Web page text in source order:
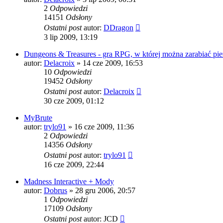
2 Odpowiedzi
14151 Odsłony
Ostatni postautor: DDragon
3 lip 2009, 13:19
Dungeons & Treasures - gra RPG, w której można zarabiać
autor: Delacroix » 14 cze 2009, 16:53
10 Odpowiedzi
19452 Odsłony
Ostatni postautor: Delacroix
30 cze 2009, 01:12
MyBrute
autor: trylo91 » 16 cze 2009, 11:36
2 Odpowiedzi
14356 Odsłony
Ostatni postautor: trylo91
16 cze 2009, 22:44
Madness Interactive + Mody
autor: Dobrus » 28 gru 2006, 20:57
1 Odpowiedzi
17109 Odsłony
Ostatni postautor: JCD